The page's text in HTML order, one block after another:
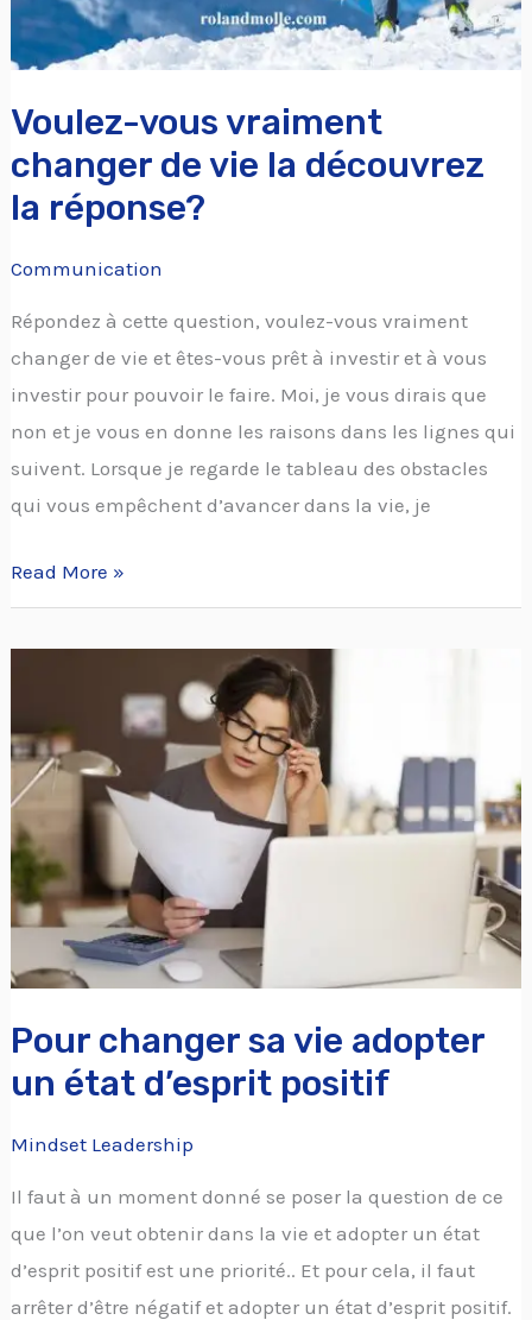
Voulez-vous vraiment
changer de vie la découvrez
la réponse?
Communication
Répondez à cette question, voulez-vous vraiment
changer de vie et êtes-vous prêt à investir et à vous
investir pour pouvoir le faire. Moi, je vous dirais que
non et je vous en donne les raisons dans les lignes qui
suivent. Lorsque je regarde le tableau des obstacles
qui vous empêchent d’avancer dans la vie, je
Read More »
Pour changer sa vie adopter
un état d’esprit positif
Mindset Leadership
Il faut à un moment donné se poser la question de ce
que l’on veut obtenir dans la vie et adopter un état
d’esprit positif est une priorité.. Et pour cela, il faut
arrêter d’être négatif et adopter un état d’esprit positif.
sa
vie
adopter
un
état
d’esprit